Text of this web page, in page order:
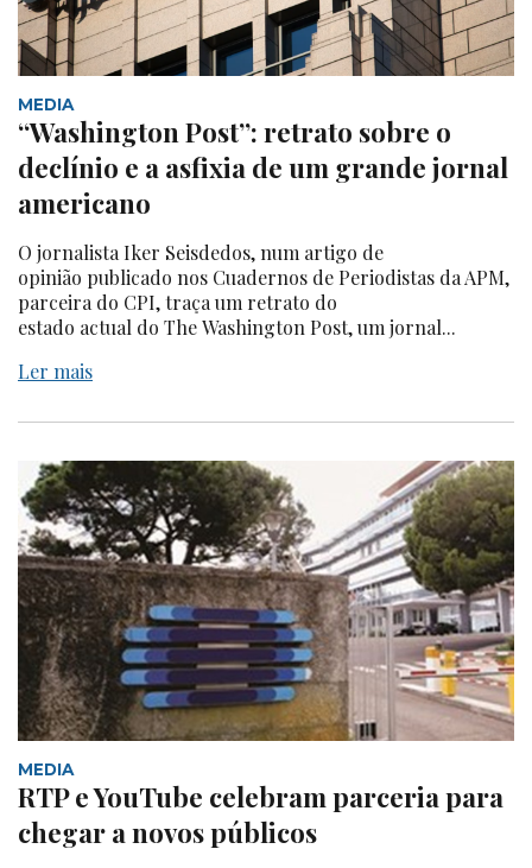
MEDIA
“Washington Post”: retrato sobre o
declínio e a asfixia de um grande jornal
americano
O jornalista Iker Seisdedos, num artigo de
opinião publicado nos Cuadernos de Periodistas da APM,
parceira do CPI, traça um retrato do
estado actual do The Washington Post, um jornal...
Ler mais
MEDIA
RTP e YouTube celebram parceria para
chegar a novos públicos